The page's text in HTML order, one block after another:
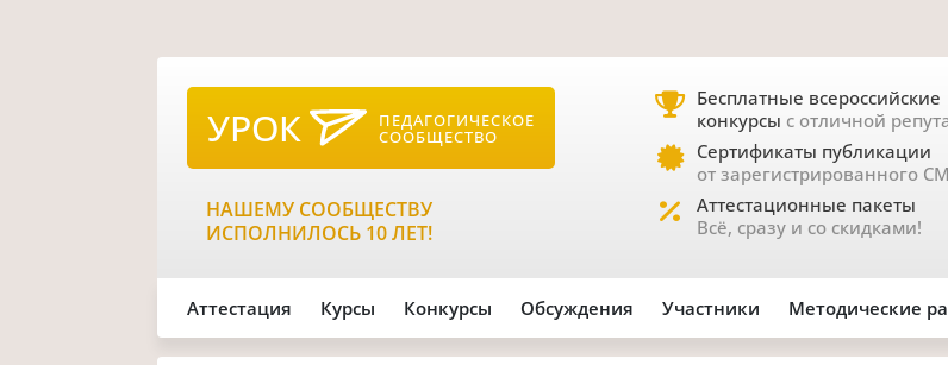
УРОК ПЕДАГОГИЧЕСКОЕ
СООБЩЕСТВО
НАШЕМУ СООБЩЕСТВУ
ИСПОЛНИЛОСЬ 10 ЛЕТ!
Бесплатные всероссийские
конкурсы с отличной
Сертификаты публикации
от зарегистрированного
Аттестационные пакеты
Всё, сразу и со скидками!
Аттестация Курсы Конкурсы Обсуждения Участники Методические